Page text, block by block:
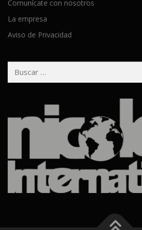
Comunícate con nosotros
La empresa
Aviso de Privacidad